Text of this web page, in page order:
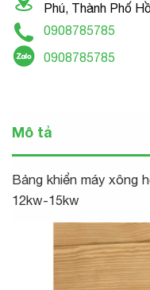
Phú, Thành Phố
0908785785
0908785785
Mô tả
Bảng khiển máy xông
12kw-15kw